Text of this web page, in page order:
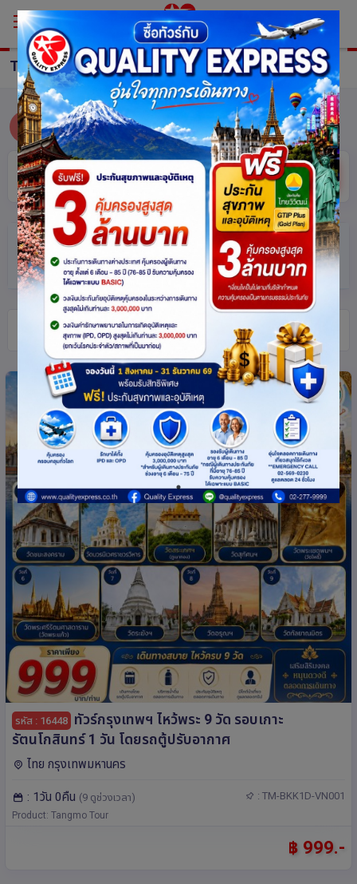
TOUR
ALL ซ่อน
ค้นหา
ตัวกรอง (แตะเพื่อเปิด/ปิด)
ทัวร์
รหัส : 16448 ทัวร์กรุงเทพฯ ไหว้พระ 9 วัด รอบเกาะ
รัตนโกสินทร์ 1 วัน โดยรถตู้ปรับอากาศ
ไทย กรุงเทพมหานคร
: 1วัน 0คืน (9 ดูช่วงเวลา) : TM-BKK1D-VN001
Product: Tangmo Tour
฿ 999.-